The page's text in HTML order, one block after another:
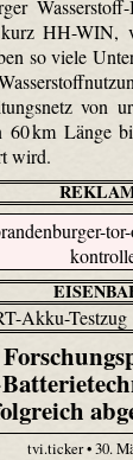
HH-WIN,
so viele
von
60 km Länge
wird.
tvi.ticker • 30.